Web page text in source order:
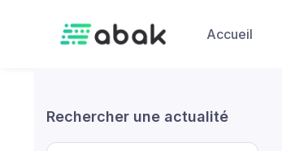
Accueil
Rechercher une actualité